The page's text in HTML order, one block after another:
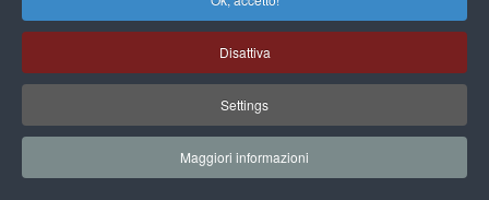
Disattiva
Settings
Maggiori informazioni
La nuova cabina è realizzata in acciaio inox e con materiali
innovativi stampati in 3D